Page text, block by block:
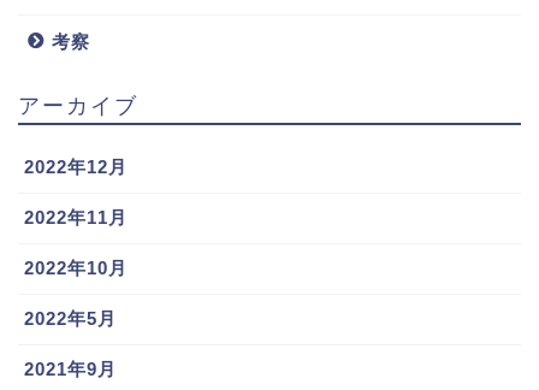
考察
アーカイブ
2022年12月
2022年11月
2022年10月
2022年5月
2021年9月